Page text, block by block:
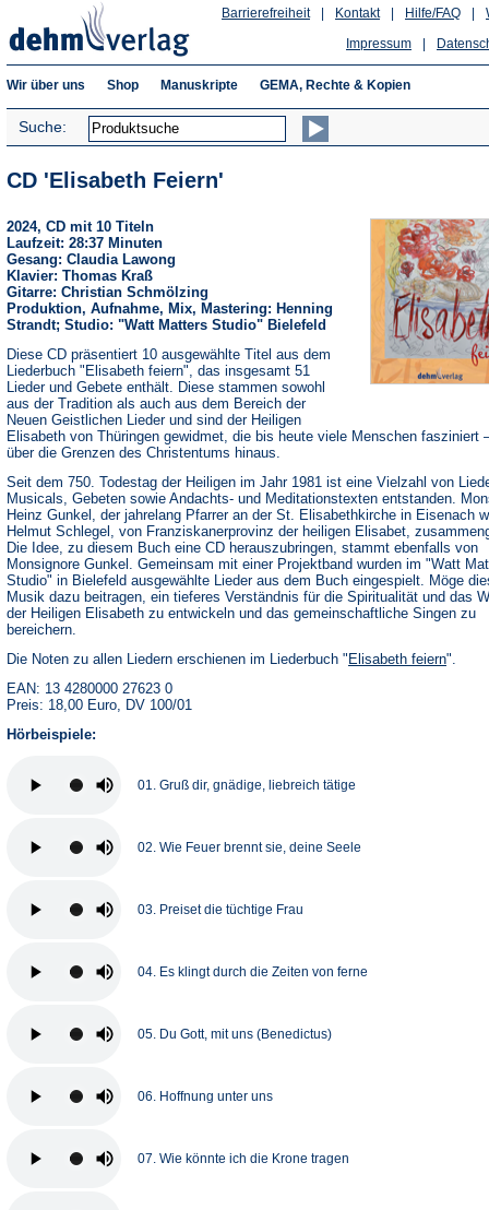
Hilfe/FAQ
Kontakt
Barrierefreiheit
Impressum
Wir über uns Shop Manuskripte GEMA, Rechte & Kopien
Suche:
CD 'Elisabeth Feiern'
2024, CD mit 10 Titeln
Laufzeit: 28:37 Minuten
Gesang: Claudia Lawong
Klavier: Thomas Kraß
Gitarre: Christian Schmölzing
Produktion, Aufnahme, Mix, Mastering: Henning
Strandt; Studio: "Watt Matters Studio" Bielefeld
Diese CD präsentiert 10 ausgewählte Titel aus dem
Liederbuch "Elisabeth feiern", das insgesamt 51
Lieder und Gebete enthält. Diese stammen sowohl
aus der Tradition als auch aus dem Bereich der
Neuen Geistlichen Lieder und sind der Heiligen
Elisabeth von Thüringen gewidmet, die bis heute viele Menschen fasziniert
über die Grenzen des Christentums hinaus.
Seit dem 750. Todestag der Heiligen im Jahr 1981 ist eine Vielzahl von
Musicals, Gebeten sowie Andachts- und Meditationstexten entstanden.
Heinz Gunkel, der jahrelang Pfarrer an der St. Elisabethkirche in Eisenach
Helmut Schlegel, von Franziskanerprovinz der heiligen Elisabet,
Die Idee, zu diesem Buch eine CD herauszubringen, stammt ebenfalls von
Monsignore Gunkel. Gemeinsam mit einer Projektband wurden im "Watt
Studio" in Bielefeld ausgewählte Lieder aus dem Buch eingespielt. Möge
Musik dazu beitragen, ein tieferes Verständnis für die Spiritualität und das
der Heiligen Elisabeth zu entwickeln und das gemeinschaftliche Singen zu
bereichern.
Die Noten zu allen Liedern erschienen im Liederbuch " Elisabeth feiern".
EAN: 13 4280000 27623 0
Preis: 18,00 Euro, DV 100/01
Hörbeispiele:
01. Gruß dir, gnädige, liebreich tätige
02. Wie Feuer brennt sie, deine Seele
03. Preiset die tüchtige Frau
04. Es klingt durch die Zeiten von ferne
05. Du Gott, mit uns (Benedictus)
06. Hoffnung unter uns
07. Wie könnte ich die Krone tragen